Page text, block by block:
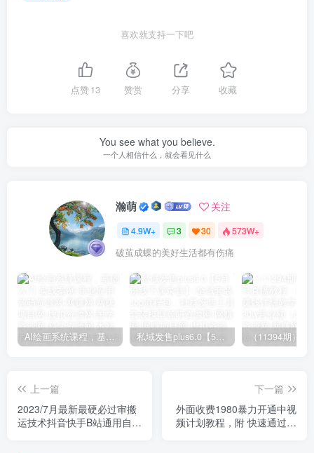
喜欢就支持一下吧
点赞13 赞赏 分享 收藏
You see what you believe.
一个人相信什么，就会看见什么
瀚萌 关注
4.9W+ 3 30 573W+
破茧成蝶的美好生活都有伤痛
AI绘画系统课程，基础入门-实战案例-商业应用 私域发售plus6.0【5月份线下课录音】/全域套装sop流程包，社群发售工具套装模型
上一篇
2023/7月最新最硬必过审搬
运技术抖音快手B站通用自动
下一篇
外面收费1980暴力开通中视
频计划教程，附 快速通过中